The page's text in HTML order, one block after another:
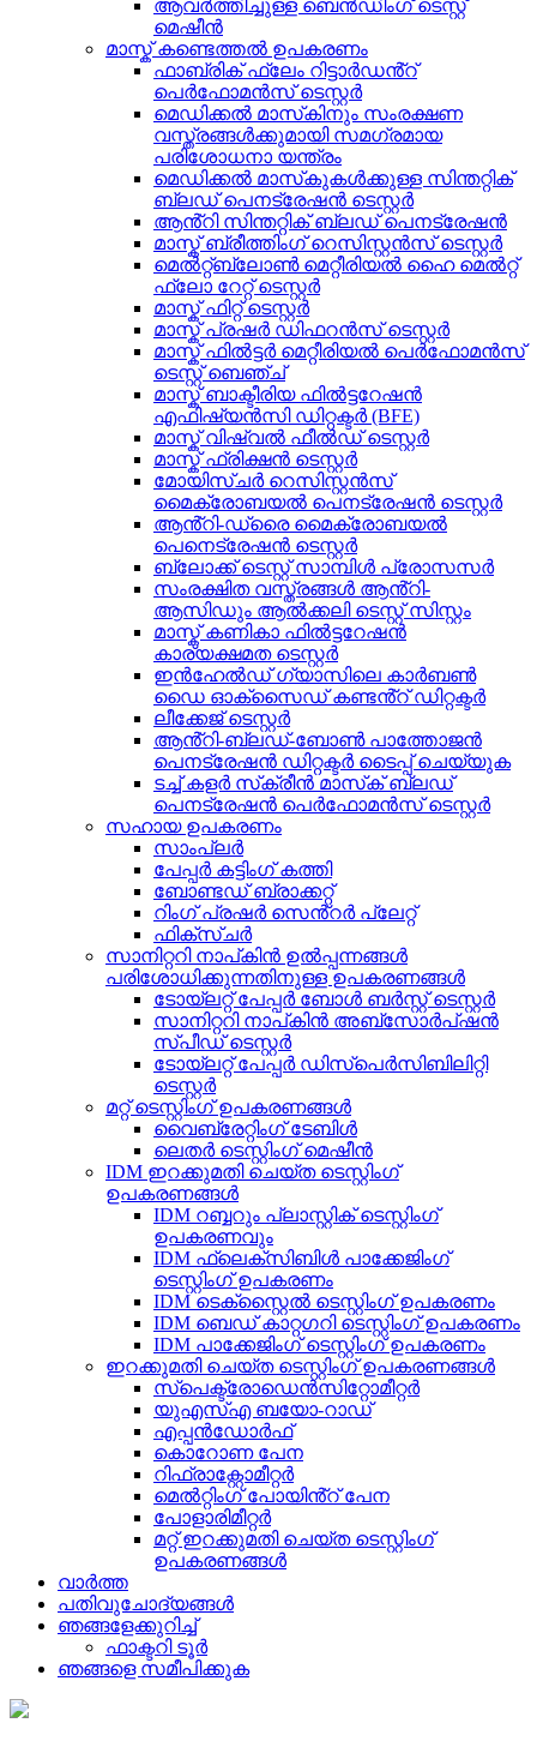
ആവർത്തിച്ചുള്ള ബെൻഡിംഗ് ടെസ്റ്റ്
മെഷീൻ
മാസ്ക് കണ്ടെത്തൽ ഉപകരണം
ഫാബ്രിക് ഫ്ലേം റിട്ടാർഡൻ്റ്
പെർഫോമൻസ് ടെസ്റ്റർ
മെഡിക്കൽ മാസ്‌കിനും സംരക്ഷണ
വസ്ത്രങ്ങൾക്കുമായി സമഗ്രമായ
പരിശോധനാ യന്ത്രം
മെഡിക്കൽ മാസ്‌കുകൾക്കുള്ള സിന്തറ്റിക്
ബ്ലഡ് പെനട്രേഷൻ ടെസ്റ്റർ
ആൻ്റി സിന്തറ്റിക് ബ്ലഡ് പെനട്രേഷൻ
മാസ്ക് ബ്രീത്തിംഗ് റെസിസ്റ്റൻസ് ടെസ്റ്റർ
മെൽറ്റ്ബ്ലോൺ മെറ്റീരിയൽ ഹൈ മെൽറ്റ്
ഫ്ലോ റേറ്റ് ടെസ്റ്റർ
മാസ്ക് ഫിറ്റ് ടെസ്റ്റർ
മാസ്ക് പ്രഷർ ഡിഫറൻസ് ടെസ്റ്റർ
മാസ്ക് ഫിൽട്ടർ മെറ്റീരിയൽ പെർഫോമൻസ്
ടെസ്റ്റ് ബെഞ്ച്
മാസ്ക് ബാക്ടീരിയ ഫിൽട്ടറേഷൻ
എഫിഷ്യൻസി ഡിറ്റക്ടർ (BFE)
മാസ്ക് വിഷ്വൽ ഫീൽഡ് ടെസ്റ്റർ
മാസ്ക് ഫ്രിക്ഷൻ ടെസ്റ്റർ
മോയിസ്ചർ റെസിസ്റ്റൻസ്
മൈക്രോബയൽ പെനട്രേഷൻ ടെസ്റ്റർ
ആൻ്റി-ഡ്രൈ മൈക്രോബയൽ
പെനെട്രേഷൻ ടെസ്റ്റർ
ബ്ലോക്ക് ടെസ്റ്റ് സാമ്പിൾ പ്രോസസർ
സംരക്ഷിത വസ്ത്രങ്ങൾ ആൻ്റി-
ആസിഡും ആൽക്കലി ടെസ്റ്റ് സിസ്റ്റം
മാസ്ക് കണികാ ഫിൽട്ടറേഷൻ
കാര്യക്ഷമത ടെസ്റ്റർ
ഇൻഹേൽഡ് ഗ്യാസിലെ കാർബൺ
ഡൈ ഓക്സൈഡ് കണ്ടൻ്റ് ഡിറ്റക്ടർ
ലീക്കേജ് ടെസ്റ്റർ
ആൻ്റി-ബ്ലഡ്-ബോൺ പാത്തോജൻ
പെനട്രേഷൻ ഡിറ്റക്ടർ ടൈപ്പ് ചെയ്യുക
ടച്ച് കളർ സ്‌ക്രീൻ മാസ്‌ക് ബ്ലഡ്
പെനട്രേഷൻ പെർഫോമൻസ് ടെസ്റ്റർ
സഹായ ഉപകരണം
സാംപ്ലർ
പേപ്പർ കട്ടിംഗ് കത്തി
ബോണ്ടഡ് ബ്രാക്കറ്റ്
റിംഗ് പ്രഷർ സെൻ്റർ പ്ലേറ്റ്
ഫിക്സ്ചർ
സാനിറ്ററി നാപ്കിൻ ഉൽപ്പന്നങ്ങൾ
പരിശോധിക്കുന്നതിനുള്ള ഉപകരണങ്ങൾ
ടോയ്‌ലറ്റ് പേപ്പർ ബോൾ ബർസ്റ്റ് ടെസ്റ്റർ
സാനിറ്ററി നാപ്കിൻ അബ്സോർപ്ഷൻ
സ്പീഡ് ടെസ്റ്റർ
ടോയ്‌ലറ്റ് പേപ്പർ ഡിസ്‌പെർസിബിലിറ്റി
ടെസ്റ്റർ
മറ്റ് ടെസ്റ്റിംഗ് ഉപകരണങ്ങൾ
വൈബ്രേറ്റിംഗ് ടേബിൾ
ലെതർ ടെസ്റ്റിംഗ് മെഷീൻ
IDM ഇറക്കുമതി ചെയ്ത ടെസ്റ്റിംഗ്
ഉപകരണങ്ങൾ
IDM റബ്ബറും പ്ലാസ്റ്റിക് ടെസ്റ്റിംഗ്
ഉപകരണവും
IDM ഫ്ലെക്സിബിൾ പാക്കേജിംഗ്
ടെസ്റ്റിംഗ് ഉപകരണം
IDM ടെക്സ്റ്റൈൽ ടെസ്റ്റിംഗ് ഉപകരണം
IDM ബെഡ് കാറ്റഗറി ടെസ്റ്റിംഗ് ഉപകരണം
IDM പാക്കേജിംഗ് ടെസ്റ്റിംഗ് ഉപകരണം
ഇറക്കുമതി ചെയ്ത ടെസ്റ്റിംഗ് ഉപകരണങ്ങൾ
സ്പെക്ട്രോഡെൻസിറ്റോമീറ്റർ
യുഎസ്എ ബയോ-റാഡ്
എപ്പൻഡോർഫ്
കൊറോണ പേന
റിഫ്രാക്റ്റോമീറ്റർ
മെൽറ്റിംഗ് പോയിൻ്റ് പേന
പോളാരിമീറ്റർ
മറ്റ് ഇറക്കുമതി ചെയ്ത ടെസ്റ്റിംഗ്
ഉപകരണങ്ങൾ
വാർത്ത
പതിവുചോദ്യങ്ങൾ
ഞങ്ങളേക്കുറിച്ച്
ഫാക്ടറി ടൂർ
ഞങ്ങളെ സമീപിക്കുക